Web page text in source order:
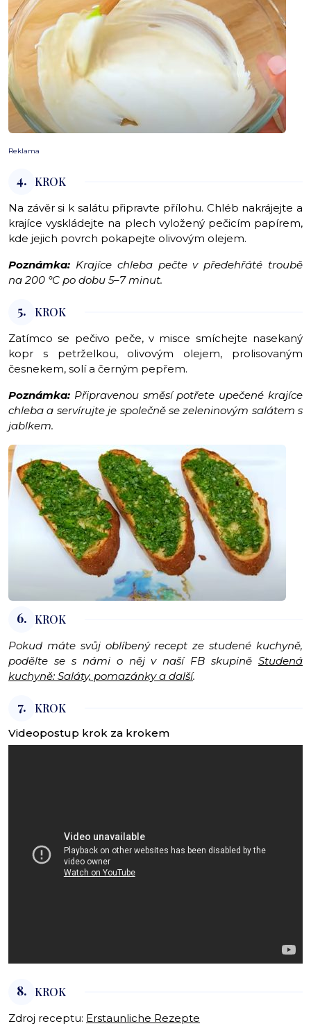
Reklama
4. KROK
Na závěr si k salátu připravte přílohu. Chléb nakrájejte a
krajíce vyskládejte na plech vyložený pečicím papírem,
kde jejich povrch pokapejte olivovým olejem.
Poznámka: Krajíce chleba pečte v předehřáté troubě
na 200 °C po dobu 5–7 minut.
5. KROK
Zatímco se pečivo peče, v misce smíchejte nasekaný
kopr s petrželkou, olivovým olejem, prolisovaným
česnekem, solí a černým pepřem.
Poznámka: Připravenou směsí potřete upečené krajíce
chleba a servírujte je společně se zeleninovým salátem s
jablkem.
6. KROK
Pokud máte svůj oblíbený recept ze studené kuchyně,
podělte se s námi o něj v naší FB skupině Studená
kuchyně: Saláty, pomazánky a další.
7. KROK
Videopostup krok za krokem
8. KROK
Zdroj receptu: Erstaunliche Rezepte